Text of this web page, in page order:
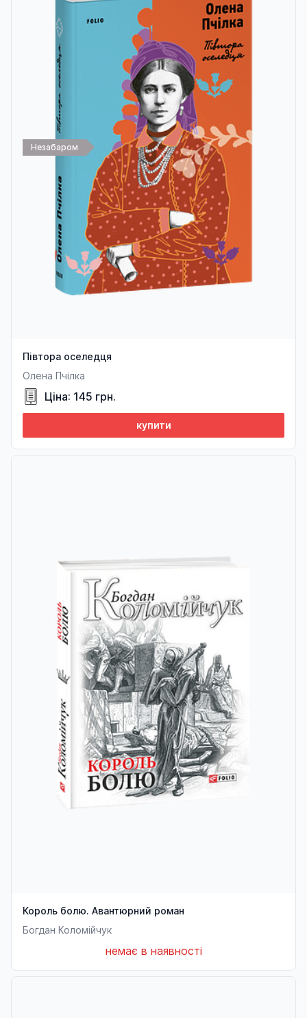
Незабаром
Півтора оселедця
Олена Пчілка
Ціна: 145 грн.
купити
Король болю. Авантюрний роман
Богдан Коломійчук
немає в наявності